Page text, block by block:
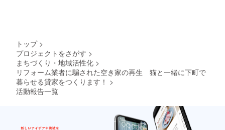
トップ >
プロジェクトをさがす >
まちづくり・地域活性化 >
リフォーム業者に騙された空き家の再生 猫と一緒に下町で
暮らせる貸家をつくります！ >
活動報告一覧